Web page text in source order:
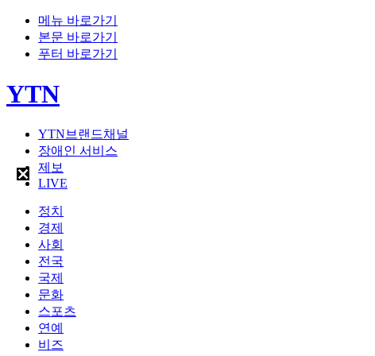
메뉴 바로가기
본문 바로가기
푸터 바로가기
YTN
YTN브랜드채널
장애인 서비스
제보
LIVE
정치
경제
사회
전국
국제
문화
스포츠
연예
비즈